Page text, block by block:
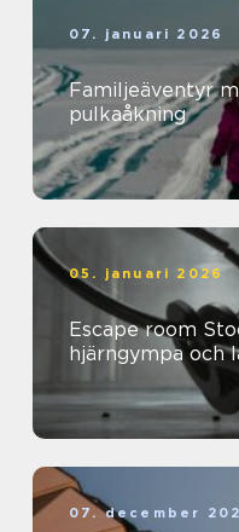
07. januari 2026
Familjeäventyr
pulkaåkning
05. januari 2026
Escape room
hjärngympa och
07. december